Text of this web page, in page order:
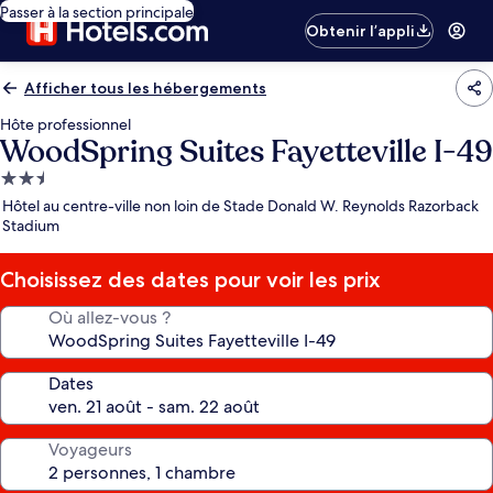
Passer à la section principale
Obtenir l’appli
Afficher tous les hébergements
Hôte professionnel
WoodSpring Suites Fayetteville I-49
Hébergement
2.5 étoiles
Hôtel au centre-ville non loin de Stade Donald W. Reynolds Razorback
Stadium
Choisissez des dates pour voir les prix
Où allez-vous ?
Dates
Voyageurs